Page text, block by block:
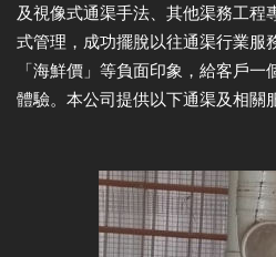
及視像式通渠手法、其他渠務工程
式管理，成功擺脫以往通渠行業服
「海鮮價」等負面印象，給客戶
體驗。本公司提供以下通渠及相關